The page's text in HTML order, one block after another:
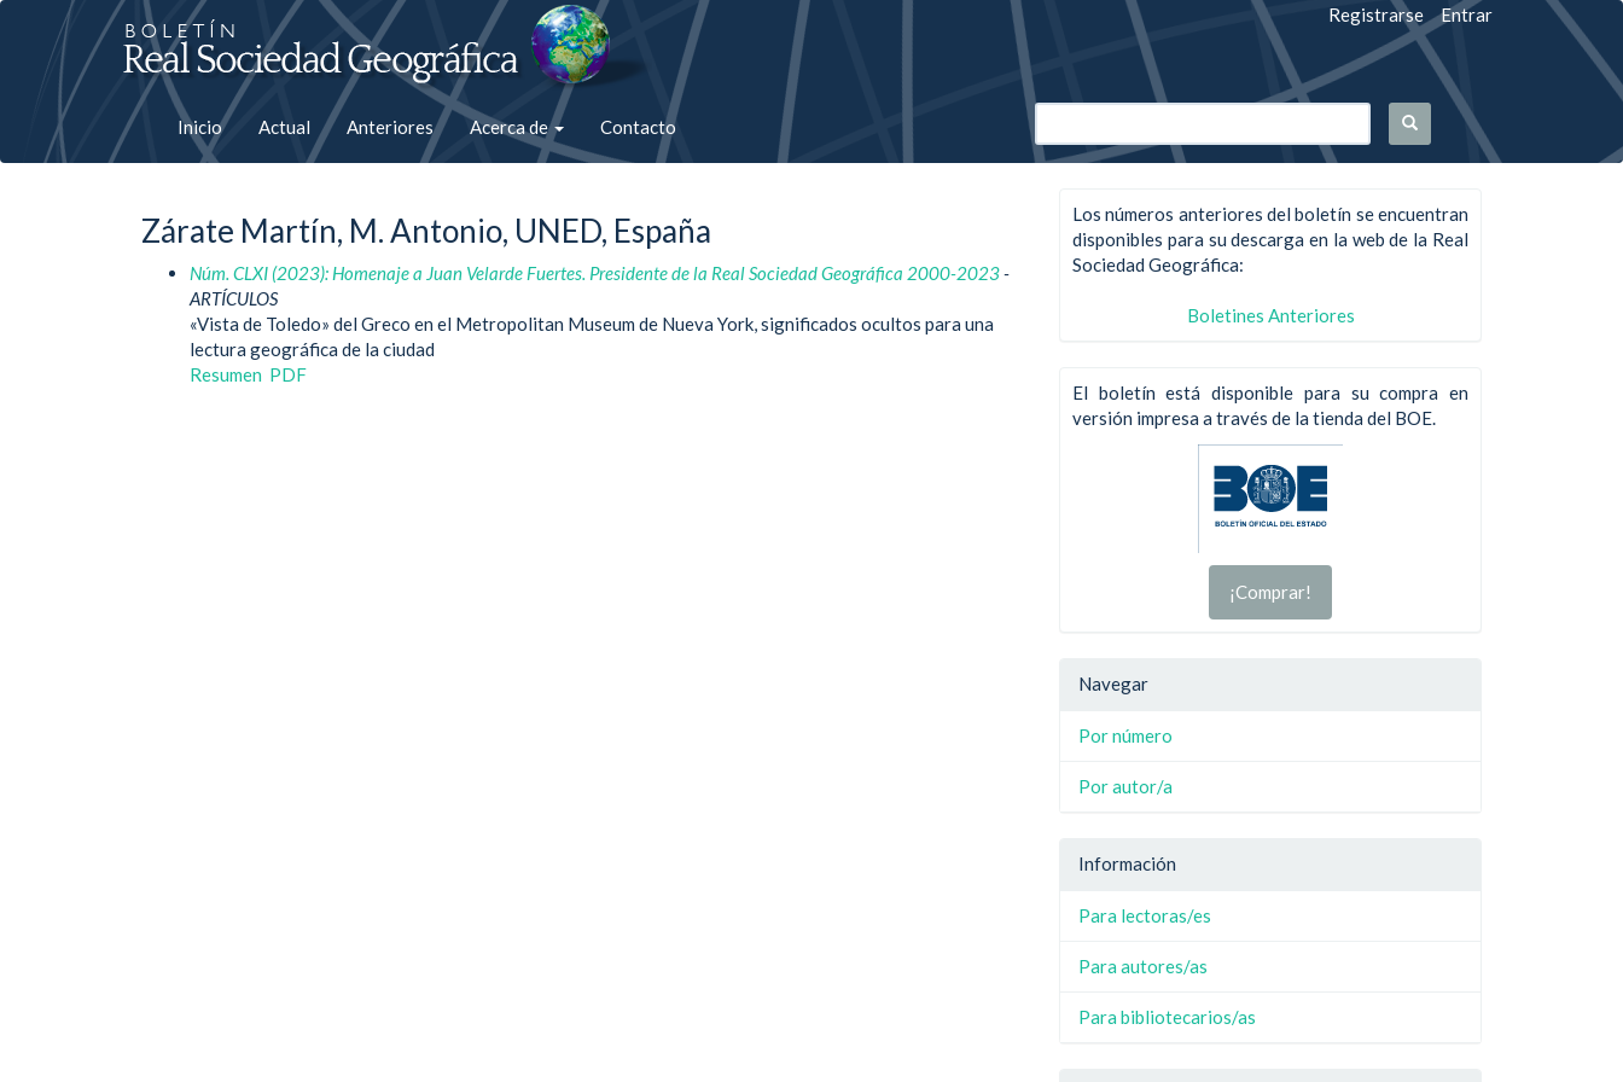
Salto
rápiso
la
Registrarse Entrar
Inicio Actual Anteriores Acerca de Contacto
Zárate Martín, M. Antonio, UNED, España
Núm. CLXI (2023): Homenaje a Juan Velarde Fuertes. Presidente de la Real Sociedad Geográfica 2000-2023-
ARTÍCULOS
«Vista de Toledo» del Greco en el Metropolitan Museum de Nueva York, significados ocultos para una
lectura geográfica de la ciudad
Resumen PDF
Los números anteriores del boletín se encuentran
disponibles para su descarga en la web de la Real
Sociedad Geográfica:
Boletines Anteriores
El boletín está disponible para su compra en
versión impresa a través de la tienda del BOE.
¡Comprar!
Navegar
Por número
Por autor/a
Información
Para lectoras/es
Para autores/as
Para bibliotecarios/as